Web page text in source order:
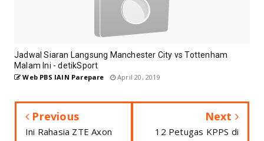
Jadwal Siaran Langsung Manchester City vs Tottenham
Malam Ini - detikSport
Web PBS IAIN Parepare April 20, 2019
Previous
Ini Rahasia ZTE Axon
Next
12 Petugas KPPS di